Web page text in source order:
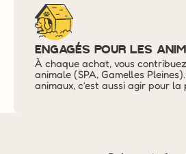
engagés pour les
À chaque achat, vous
animale (SPA, Gamelles
animaux, c’est aussi agir pour la